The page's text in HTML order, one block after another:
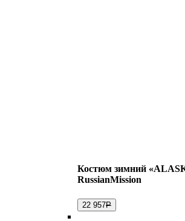
Костюм зимний
RussianMission
22 957Р